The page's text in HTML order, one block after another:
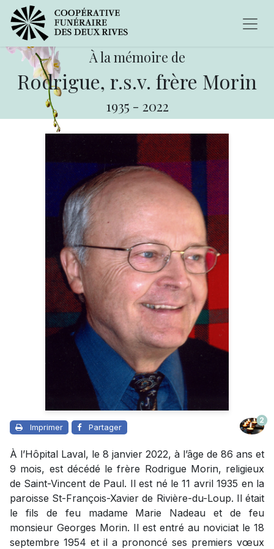
À la mémoire de
Rodrigue, r.s.v. frère Morin
1935 - 2022
Imprimer Partager
2
À l’Hôpital Laval, le 8 janvier 2022, à l’âge de 86 ans et
9 mois, est décédé le frère Rodrigue Morin, religieux
de Saint-Vincent de Paul. Il est né le 11 avril 1935 en la
paroisse St-François-Xavier de Rivière-du-Loup. Il était
le fils de feu madame Marie Nadeau et de feu
monsieur Georges Morin. Il est entré au noviciat le 18
septembre 1954 et il a prononcé ses premiers vœux